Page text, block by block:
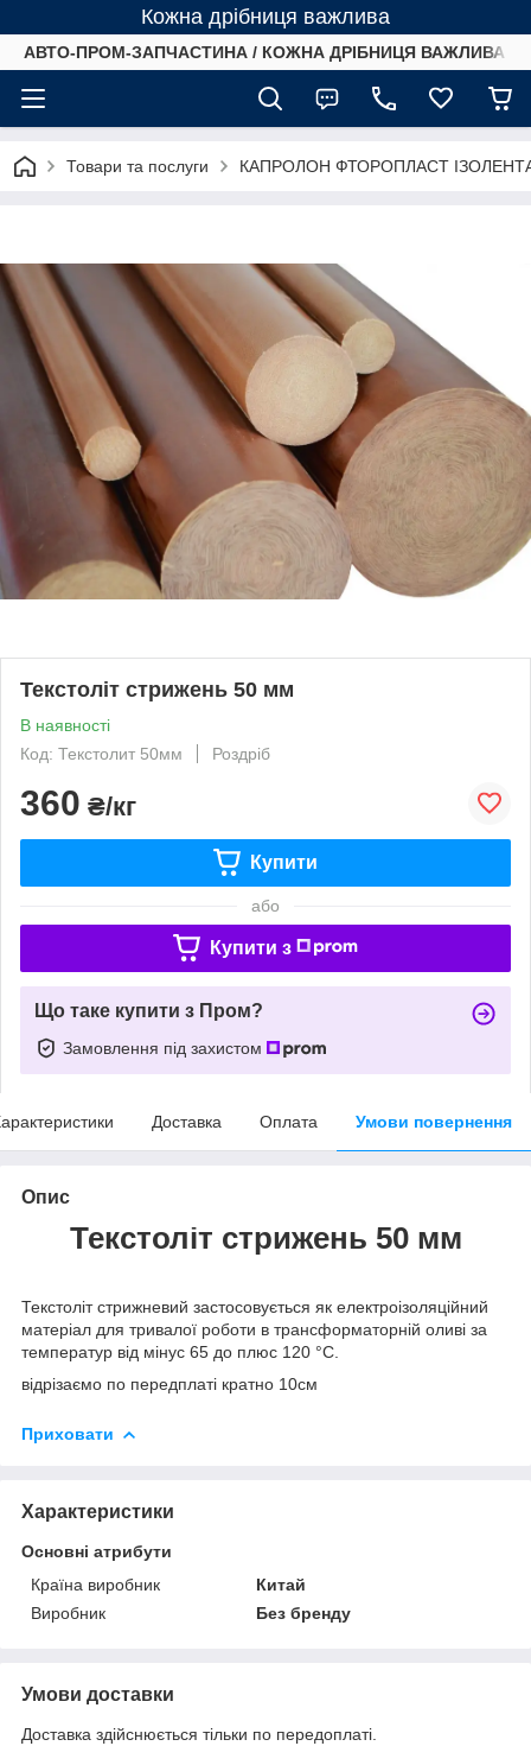
Кожна дрібниця важлива
АВТО-ПРОМ-ЗАПЧАСТИНА / КОЖНА ДРІБНИЦЯ ВАЖЛИВА /
Товари та послуги КАПРОЛОН ФТОРОПЛАСТ
Текстоліт стрижень 50 мм
В наявності
Код: Текстолит 50мм
Роздріб
360 ₴/кг
Купити
або
Купити з
Що таке купити з Пром?
Замовлення під захистом
Доставка Оплата Умови повернення
Опис
Текстоліт стрижень 50 мм
Текстоліт стрижневий застосовується як електроізоляційний
матеріал для тривалої роботи в трансформаторній оливі за
температур від мінус 65 до плюс 120 °C.
відрізаємо по передплаті кратно 10см
Приховати
Характеристики
Основні атрибути
Країна виробник
Китай
Виробник
Без бренду
Умови доставки
Доставка здійснюється тільки по передоплаті.